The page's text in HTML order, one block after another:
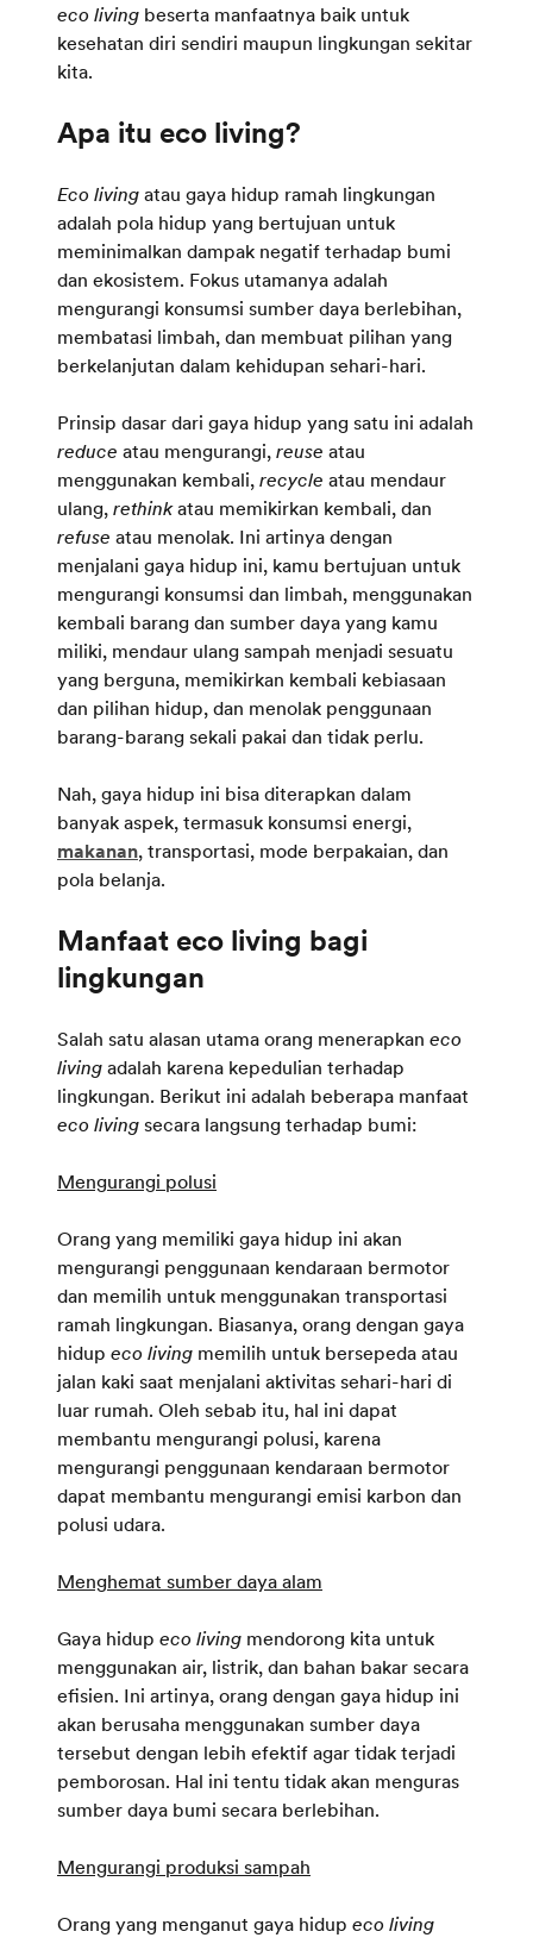
eco living beserta manfaatnya baik untuk
kesehatan diri sendiri maupun lingkungan sekitar
kita.
Apa itu eco living?
Eco livingatau gaya hidup ramah lingkungan
adalah pola hidup yang bertujuan untuk
meminimalkan dampak negatif terhadap bumi
dan ekosistem. Fokus utamanya adalah
mengurangi konsumsi sumber daya berlebihan,
membatasi limbah, dan membuat pilihan yang
berkelanjutan dalam kehidupan sehari-hari.
Prinsip dasar dari gaya hidup yang satu ini adalah
reduce atau mengurangi,reuse atau
menggunakan kembali,recycle atau mendaur
ulang,rethinkatau memikirkan kembali, dan
refuse atau menolak. Ini artinya dengan
menjalani gaya hidup ini, kamu bertujuan untuk
mengurangi konsumsi dan limbah, menggunakan
kembali barang dan sumber daya yang kamu
miliki, mendaur ulang sampah menjadi sesuatu
yang berguna, memikirkan kembali kebiasaan
dan pilihan hidup, dan menolak penggunaan
barang-barang sekali pakai dan tidak perlu.
Nah, gaya hidup ini bisa diterapkan dalam
banyak aspek, termasuk konsumsi energi,
makanan, transportasi, mode berpakaian, dan
pola belanja.
Manfaat eco living bagi
lingkungan
Salah satu alasan utama orang menerapkan eco
livingadalah karena kepedulian terhadap
lingkungan. Berikut ini adalah beberapa manfaat
eco livingsecara langsung terhadap bumi:
Mengurangi polusi
Orang yang memiliki gaya hidup ini akan
mengurangi penggunaan kendaraan bermotor
dan memilih untuk menggunakan transportasi
ramah lingkungan. Biasanya, orang dengan gaya
hidup eco living memilih untuk bersepeda atau
jalan kaki saat menjalani aktivitas sehari-hari di
luar rumah. Oleh sebab itu, hal ini dapat
membantu mengurangi polusi, karena
mengurangi penggunaan kendaraan bermotor
dapat membantu mengurangi emisi karbon dan
polusi udara.
Menghemat sumber daya alam
Gaya hidup eco living mendorong kita untuk
menggunakan air, listrik, dan bahan bakar secara
efisien. Ini artinya, orang dengan gaya hidup ini
akan berusaha menggunakan sumber daya
tersebut dengan lebih efektif agar tidak terjadi
pemborosan. Hal ini tentu tidak akan menguras
sumber daya bumi secara berlebihan.
Mengurangi produksi sampah
Orang yang menganut gaya hidup eco living